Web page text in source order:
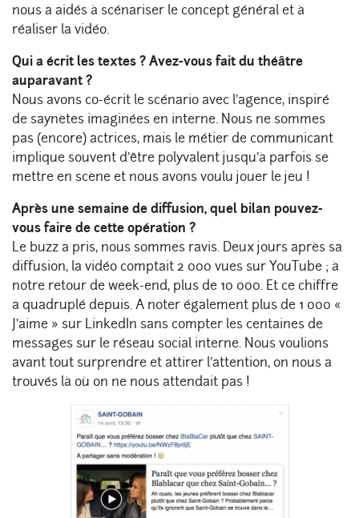
nous a aidés à scénariser le concept général et à
réaliser la vidéo.
Qui a écrit les textes ? Avez-vous fait du théâtre
auparavant ?
Nous avons co-écrit le scénario avec l’agence, inspiré
de saynètes imaginées en interne. Nous ne sommes
pas (encore) actrices, mais le métier de communicant
implique souvent d’être polyvalent jusqu’à parfois se
mettre en scène et nous avons voulu jouer le jeu !
Après une semaine de diffusion, quel bilan pouvez-
vous faire de cette opération ?
Le buzz a pris, nous sommes ravis. Deux jours après sa
diffusion, la vidéo comptait 2 000 vues sur YouTube ; à
notre retour de week-end, plus de 10 000. Et ce chiffre
a quadruplé depuis. A noter également plus de 1 000 «
J’aime » sur LinkedIn sans compter les centaines de
messages sur le réseau social interne. Nous voulions
avant tout surprendre et attirer l’attention, on nous a
trouvés là où on ne nous attendait pas !